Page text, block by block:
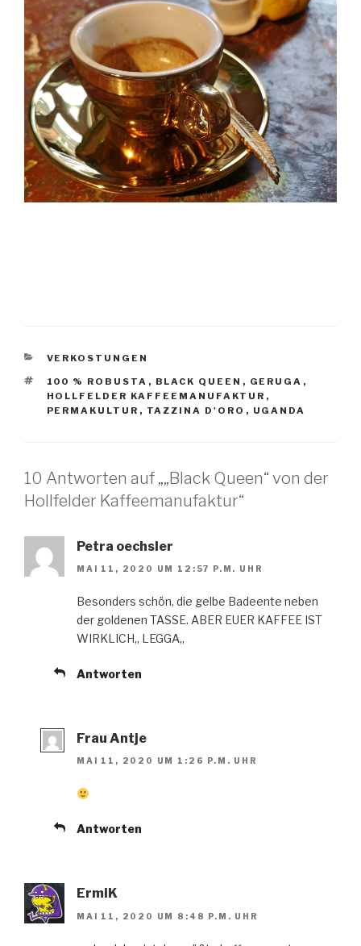
KATEGORIEN
VERKOSTUNGEN
SCHLAGWÖRTER
100 % ROBUSTA , BLACK QUEEN , GERUGA ,
HOLLFELDER KAFFEEMANUFAKTUR ,
PERMAKULTUR , TAZZINA D'ORO , UGANDA
10 Antworten auf „„Black Queen“ von der
Hollfelder Kaffeemanufaktur“
Petra oechsler
MAI 11, 2020 UM 12:57 P.M. UHR
Besonders schön, die gelbe Badeente neben
der goldenen TASSE. ABER EUER KAFFEE IST
WIRKLICH,, LEGGA,,
Antworten
Frau Antje
MAI 11, 2020 UM 1:26 P.M. UHR
Antworten
ErmiK
MAI 11, 2020 UM 8:48 P.M. UHR